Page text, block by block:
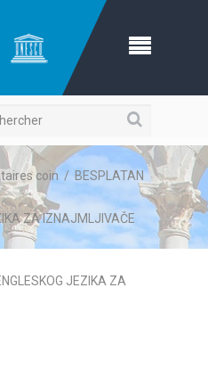
Rechercher
coin / BESPLATAN
ZA IZNAJMLJIVAČE